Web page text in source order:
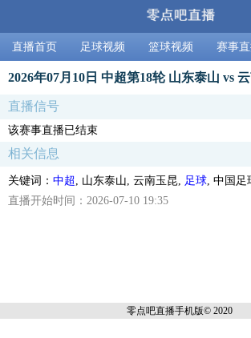
直播首页 足球视频 篮球视频 赛事
2026年07月10日 中超第18轮 山东泰山 vs
直播信号
该赛事直播已结束
相关信息
关键词： 中超 , 山东泰山, 云南玉昆, 足球 , 中国
直播开始时间：2026-07-10 19:35
零点吧直播手机版© 2020